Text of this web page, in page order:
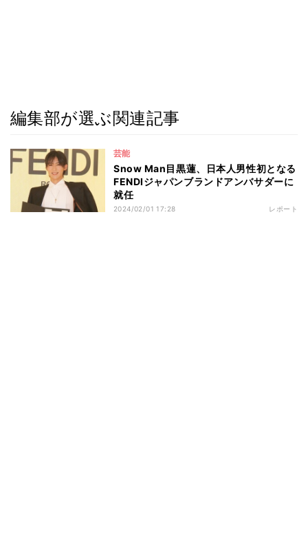
編集部が選ぶ関連記事
芸能
Snow Man目黒蓮、日本人男性初となる
FENDIジャパンブランドアンバサダーに
就任
2024/02/01 17:28 レポート